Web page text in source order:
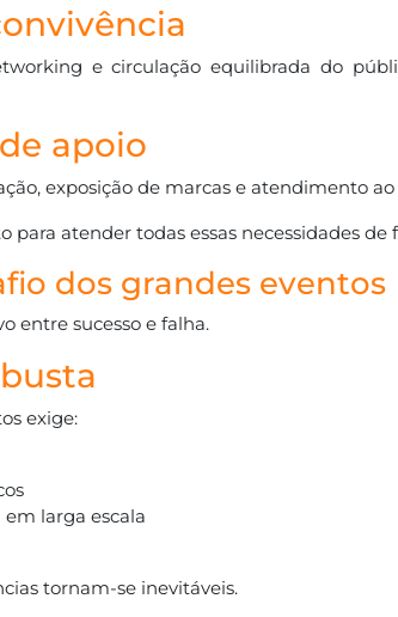
e circulação equilibrada do
apoio
exposição de marcas e atendimento ao
para atender todas essas necessidades de
dos grandes eventos
entre sucesso e falha.
exige:
larga escala
tornam-se inevitáveis.